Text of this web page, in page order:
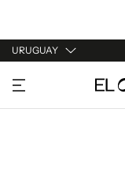
URUGUAY
URUGUAY
ARGENTINA